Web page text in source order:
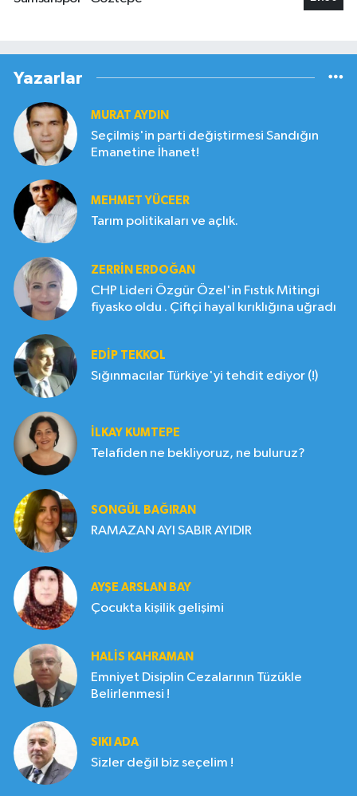
Yazarlar
MURAT AYDIN
Seçilmiş'in parti değiştirmesi Sandığın
Emanetine İhanet!
MEHMET YÜCEER
Tarım politikaları ve açlık.
ZERRIN ERDOĞAN
CHP Lideri Özgür Özel'in Fıstık Mitingi
fiyasko oldu . Çiftçi hayal kırıklığına uğradı
EDIP TEKKOL
Sığınmacılar Türkiye'yi tehdit ediyor (!)
İLKAY KUMTEPE
Telafiden ne bekliyoruz, ne buluruz?
SONGÜL BAĞIRAN
RAMAZAN AYI SABIR AYIDIR
AYŞE ARSLAN BAY
Çocukta kişilik gelişimi
HALIS KAHRAMAN
Emniyet Disiplin Cezalarının Tüzükle
Belirlenmesi !
SIKI ADA
Sizler değil biz seçelim !